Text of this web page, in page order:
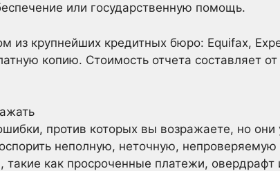
или государственную помощь.
из крупнейших кредитных бюро: Equifax,
копию. Стоимость отчета составляет
против которых вы возражаете, но они
неполную, неточную, непроверяемую
как просроченные платежи, овердрафт